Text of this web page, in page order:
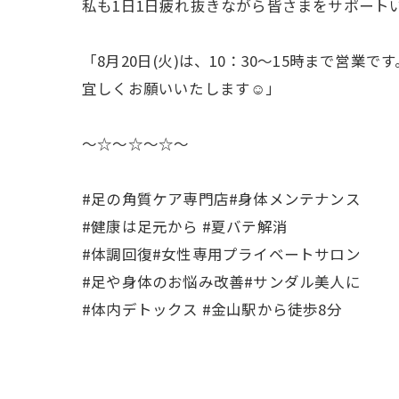
私も1日1日疲れ抜きながら皆さまをサポート
「8月20日(火)は、10：30〜15時まで営業です。
宜しくお願いいたします☺️」
〜☆〜☆〜☆〜
#足の角質ケア専門店#身体メンテナンス
#健康は足元から #夏バテ解消
#体調回復#女性専用プライベートサロン
#足や身体のお悩み改善#サンダル美人に
#体内デトックス #金山駅から徒歩8分